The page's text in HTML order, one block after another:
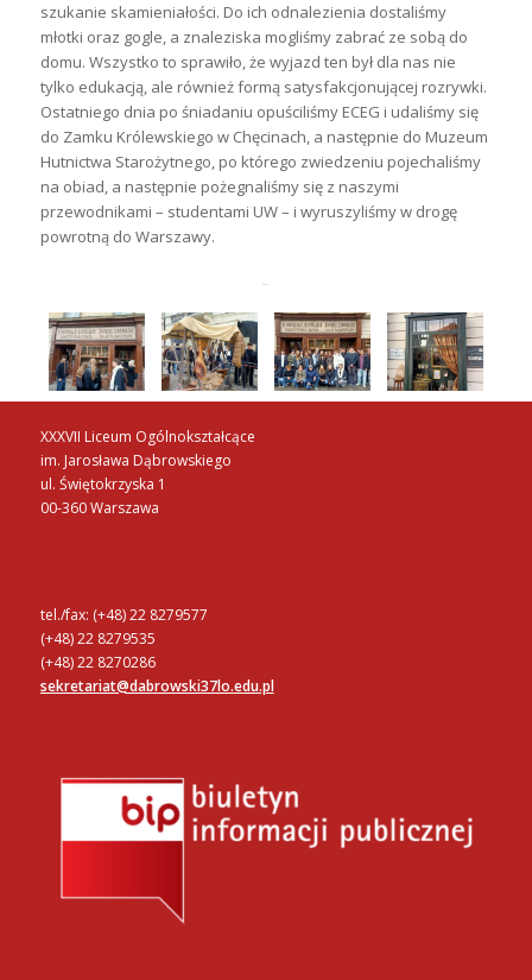
szukanie skamieniałości. Do ich odnalezienia dostaliśmy
młotki oraz gogle, a znaleziska mogliśmy zabrać ze sobą do
domu. Wszystko to sprawiło, że wyjazd ten był dla nas nie
tylko edukacją, ale również formą satysfakcjonującej rozrywki.
Ostatniego dnia po śniadaniu opuściliśmy ECEG i udaliśmy się
do Zamku Królewskiego w Chęcinach, a następnie do Muzeum
Hutnictwa Starożytnego, po którego zwiedzeniu pojechaliśmy
na obiad, a następnie pożegnaliśmy się z naszymi
przewodnikami – studentami UW – i wyruszyliśmy w drogę
powrotną do Warszawy.
XXXVII Liceum Ogólnokształcące
im. Jarosława Dąbrowskiego
ul. Świętokrzyska 1
00-360 Warszawa
tel./fax: (+48) 22 8279577
(+48) 22 8279535
(+48) 22 8270286
sekretariat@dabrowski37lo.edu.pl